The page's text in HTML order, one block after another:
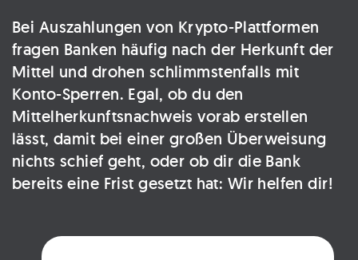
Bei Auszahlungen von Krypto-Plattformen
fragen Banken häufig nach der Herkunft der
Mittel und drohen schlimmstenfalls mit
Konto-Sperren. Egal, ob du den
Mittelherkunftsnachweis vorab erstellen
lässt, damit bei einer großen Überweisung
nichts schief geht, oder ob dir die Bank
bereits eine Frist gesetzt hat: Wir helfen dir!